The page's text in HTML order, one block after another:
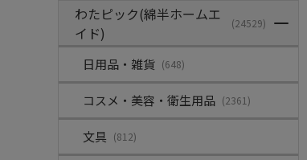
わたピック(綿半ホームエ
イド)
(24529)
日用品・雑貨 (648)
コスメ・美容・衛生用品 (2361)
文具 (812)